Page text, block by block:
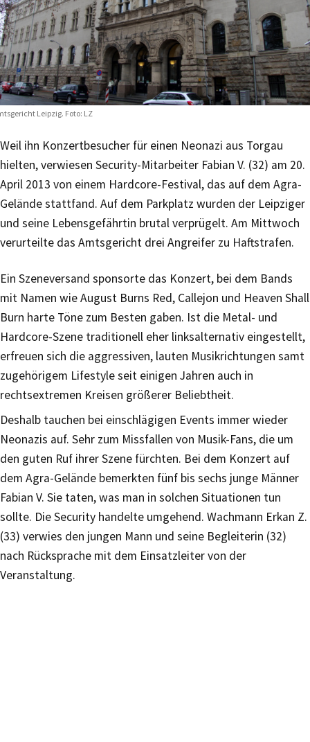
Leipzig. Foto: LZ
Weil ihn Konzertbesucher für einen Neonazi aus Torgau
hielten, verwiesen Security-Mitarbeiter Fabian V. (32) am 20.
April 2013 von einem Hardcore-Festival, das auf dem Agra-
Gelände stattfand. Auf dem Parkplatz wurden der Leipziger
und seine Lebensgefährtin brutal verprügelt. Am Mittwoch
verurteilte das Amtsgericht drei Angreifer zu Haftstrafen.
Ein Szeneversand sponsorte das Konzert, bei dem Bands
mit Namen wie August Burns Red, Callejon und Heaven Shall
Burn harte Töne zum Besten gaben. Ist die Metal- und
Hardcore-Szene traditionell eher linksalternativ eingestellt,
erfreuen sich die aggressiven, lauten Musikrichtungen samt
zugehörigem Lifestyle seit einigen Jahren auch in
rechtsextremen Kreisen größerer Beliebtheit.
Deshalb tauchen bei einschlägigen Events immer wieder
Neonazis auf. Sehr zum Missfallen von Musik-Fans, die um
den guten Ruf ihrer Szene fürchten. Bei dem Konzert auf
dem Agra-Gelände bemerkten fünf bis sechs junge Männer
Fabian V. Sie taten, was man in solchen Situationen tun
sollte. Die Security handelte umgehend. Wachmann Erkan Z.
(33) verwies den jungen Mann und seine Begleiterin (32)
nach Rücksprache mit dem Einsatzleiter von der
Veranstaltung.